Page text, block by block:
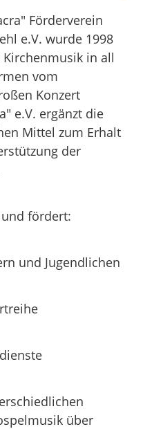
Förderverein
e.V. wurde 1998
in all
vom
Konzert
e.V. ergänzt die
Mittel zum Erhalt
der
fördert:
und Jugendlichen
über